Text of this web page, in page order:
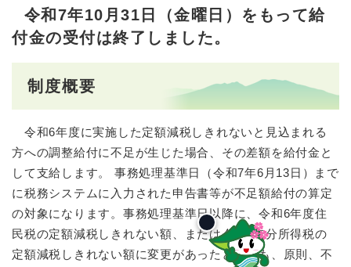
令和7年10月31日（金曜日）をもって給
付金の受付は終了しました。
制度概要
令和6年度に実施した定額減税しきれないと見込まれる
方への調整給付に不足が生じた場合、その差額を給付金と
して支給します。 事務処理基準日（令和7年6月13日）まで
に税務システムに入力された申告書等が不足額給付の算定
の対象になります。事務処理基準日以降に、令和6年度住
民税の定額減税しきれない額、または令和6年分所得税の
定額減税しきれない額に変更があったとしても、原則、不